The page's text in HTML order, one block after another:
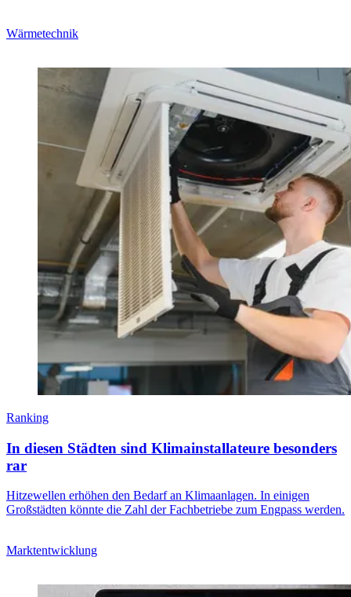
Wärmetechnik
Ranking
In diesen Städten sind Klimainstallateure besonders
rar
Hitzewellen erhöhen den Bedarf an Klimaanlagen. In einigen
Großstädten könnte die Zahl der Fachbetriebe zum Engpass werden.
Marktentwicklung